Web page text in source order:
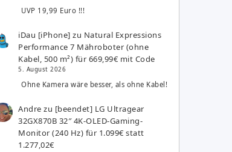
UVP 19,99 Euro !!!
iDau [iPhone] zu Natural Expressions
Performance 7 Mähroboter (ohne
Kabel, 500 m²) für 669,99€ mit Code
5. August 2026
Ohne Kamera wäre besser, als ohne Kabel!
Andre zu [beendet] LG Ultragear
32GX870B 32″ 4K-OLED-Gaming-
Monitor (240 Hz) für 1.099€ statt
1.277,02€